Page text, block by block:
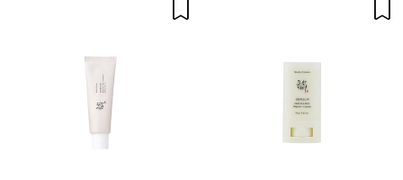
No tengo cuenta aquí
QUIERO REGISTRARME